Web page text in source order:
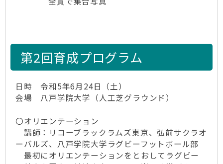
第2回育成プログラム
日時 令和5年6月24日（土）
会場 八戸学院大学（人工芝グラウンド）
〇オリエンテーション
講師：リコーブラックラムズ東京、弘前サクラオ
ーバルズ、八戸学院大学ラグビーフットボール部
最初にオリエンテーションをとおしてラグビー